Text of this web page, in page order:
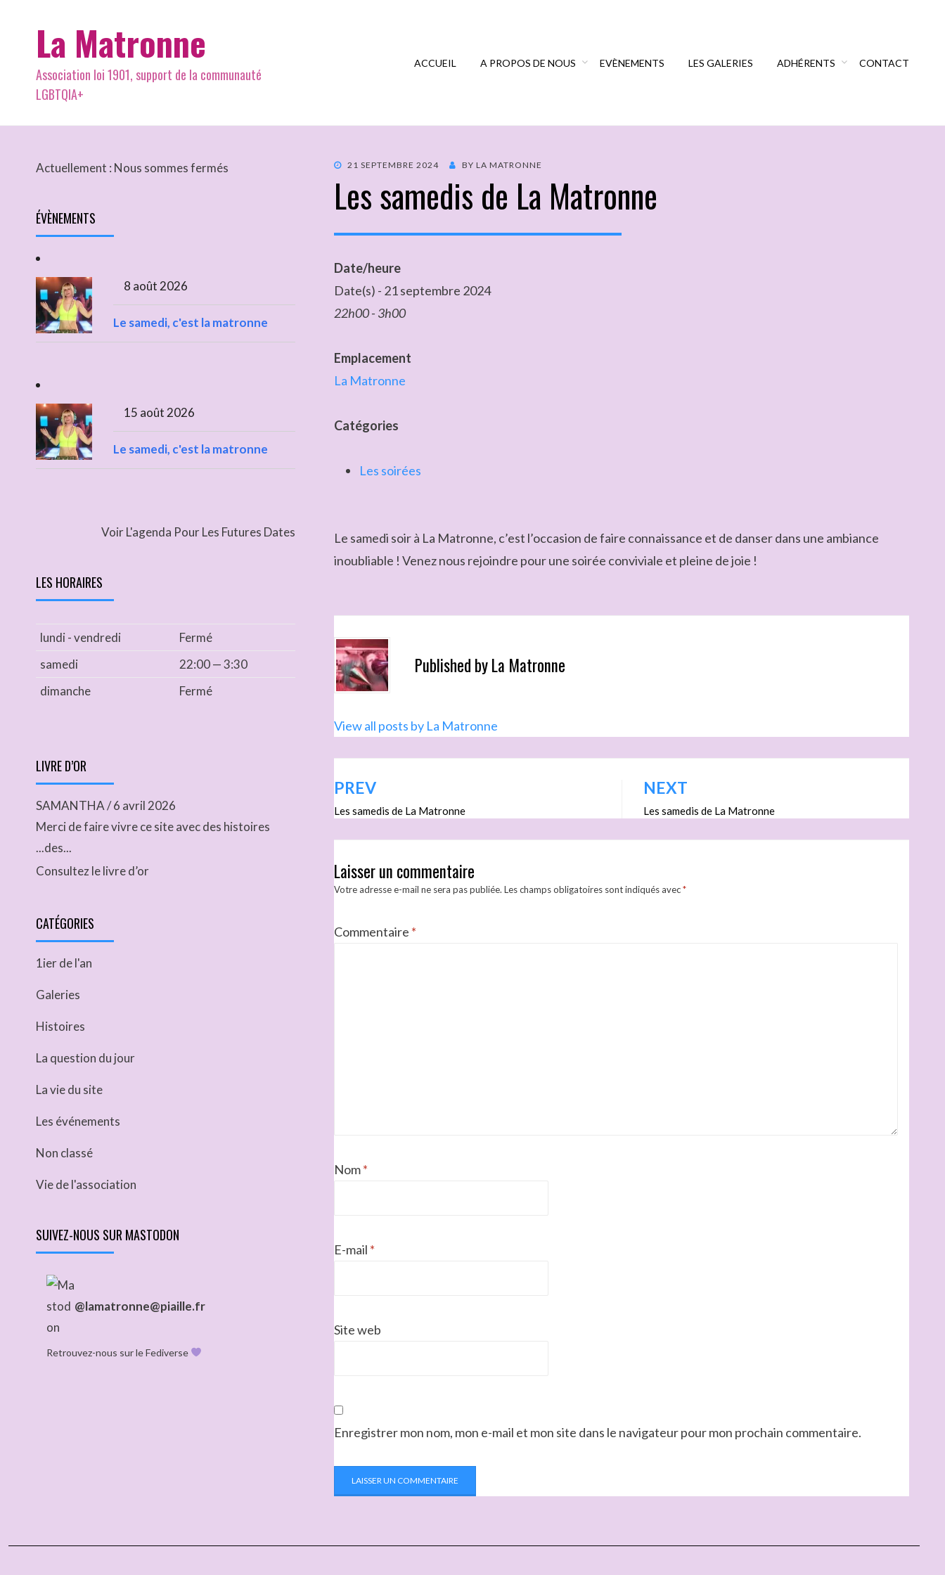
La Matronne
Association loi 1901, support de la communauté
LGBTQIA+
ACCUEIL A PROPOS DE NOUS EVÈNEMENTS LES GALERIES ADHÉRENTS CONTACT
21 SEPTEMBRE 2024 BY LA MATRONNE
Les samedis de La Matronne
Date/heure
Date(s) - 21 septembre 2024
22h00 - 3h00
Emplacement
La Matronne
Catégories
Les soirées
Le samedi soir à La Matronne, c’est l’occasion de faire connaissance et de danser dans une ambiance
inoubliable ! Venez nous rejoindre pour une soirée conviviale et pleine de joie !
Published byLa Matronne
View all posts by La Matronne
PREV
Les samedis de La Matronne
NEXT
Les samedis de La Matronne
Laisser un commentaire
Votre adresse e-mail ne sera pas publiée. Les champs obligatoires sont indiqués avec*
Commentaire *
Nom*
E-mail *
Site web
Enregistrer mon nom, mon e-mail et mon site dans le navigateur pour mon prochain commentaire.
Actuellement : Nous sommes fermés
ÉVÈNEMENTS
8 août 2026
Le samedi, c'est la matronne
15 août 2026
Le samedi, c'est la matronne
Voir L'agenda Pour Les Futures Dates
LES HORAIRES
lundi - vendredi
Fermé
samedi
22:00 — 3:30
dimanche
Fermé
LIVRE D’OR
SAMANTHA/6 avril 2026
Merci de faire vivre ce site avec des histoires
...des...
Consultez le livre d’or
CATÉGORIES
1ier de l'an
Galeries
Histoires
La question du jour
La vie du site
Les événements
Non classé
Vie de l'association
SUIVEZ-NOUS SUR MASTODON
@lamatronne@piaille.fr
Retrouvez-nous sur le Fediverse